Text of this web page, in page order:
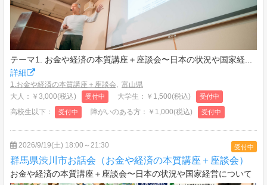
テーマ1. お金や経済の本質講座＋座談会〜日本の状況や国家経...
詳細
1.お金や経済の本質講座＋座談会, 富山県
大人：￥3,000(税込)
受付中 大学生：￥1,500(税込) 受付中
高校生以下： 受付中 障がいのある方：￥1,000(税込) 受付中
受付中
2026/9/19(土) 18:00～21:30
群馬県渋川市お話会（お金や経済の本質講座＋座談会）
お金や経済の本質講座＋座談会〜日本の状況や国家経営について